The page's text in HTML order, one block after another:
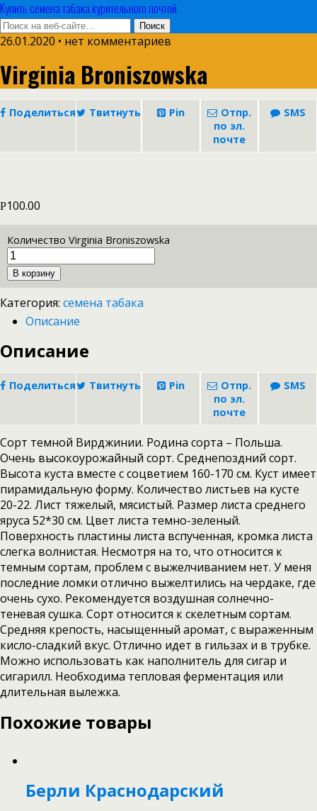
Купить семена табака курительного почтой
26.01.2020 • нет комментариев
Virginia Broniszowska
Поделиться Твитнуть Pin
Отпр.
по эл.
почте
SMS
Р100.00
Количество Virginia Broniszowska
В корзину
Категория: семена табака
Описание
Описание
Поделиться Твитнуть Pin
Отпр.
по эл.
почте
SMS
Сорт темной Вирджинии. Родина сорта – Польша.
Очень высокоурожайный сорт. Среднепоздний сорт.
Высота куста вместе с соцветием 160-170 см. Куст имеет
пирамидальную форму. Количество листьев на кусте
20-22. Лист тяжелый, мясистый. Размер листа среднего
яруса 52*30 см. Цвет листа темно-зеленый.
Поверхность пластины листа вспученная, кромка листа
слегка волнистая. Несмотря на то, что относится к
темным сортам, проблем с выжелчиванием нет. У меня
последние ломки отлично выжелтились на чердаке, где
очень сухо. Рекомендуется воздушная солнечно-
теневая сушка. Сорт относится к скелетным сортам.
Средняя крепость, насыщенный аромат, с выраженным
кисло-сладкий вкус. Отлично идет в гильзах и в трубке.
Можно использовать как наполнитель для сигар и
сигарилл. Необходима тепловая ферментация или
длительная вылежка.
Похожие товары
Берли Краснодарский